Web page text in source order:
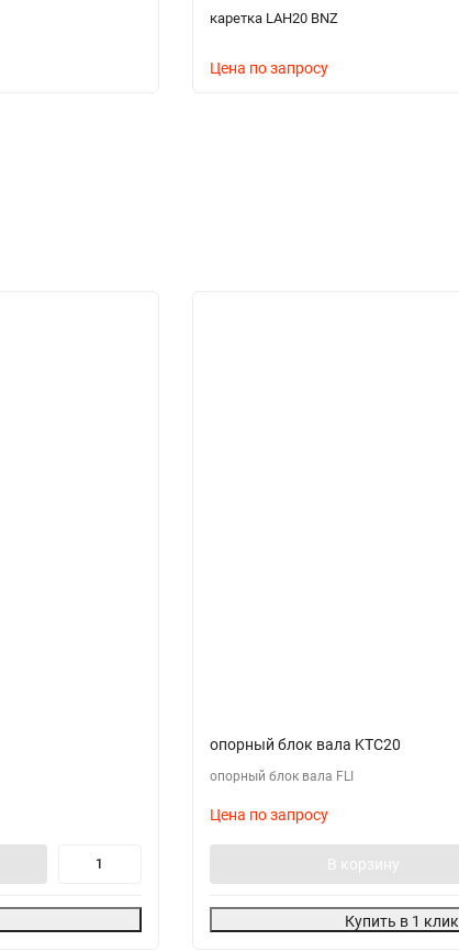
каретка LAH20 BNZ
Цена по запросу
опорный блок вала KTC20
опорный блок вала FLI
Цена по запросу
В корзину
Купить в 1 клик